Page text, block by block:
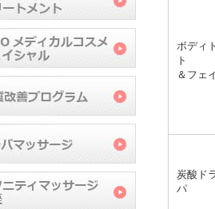
ボディ
ト
＆フェ
炭酸ド
パ